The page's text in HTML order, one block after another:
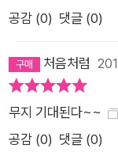
공감 (0) 댓글 (0)
처음처럼
무지 기대된다~~
공감 (0) 댓글 (0)